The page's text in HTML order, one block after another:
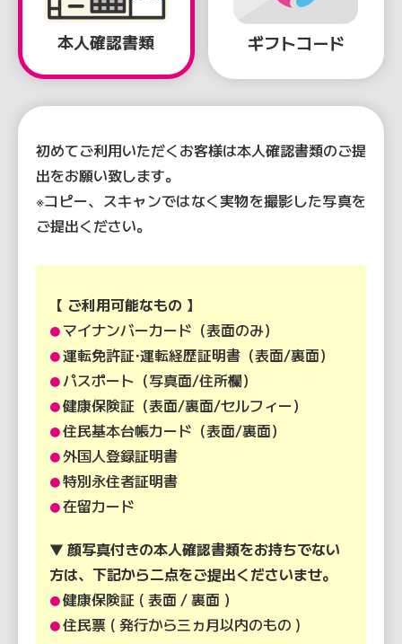
本人確認書類 ギフトコード
初めてご利用いただくお客様は本人確認書類のご提
出をお願い致します。
※コピー、スキャンではなく実物を撮影した写真を
ご提出ください。
【 ご利用可能なもの 】
● マイナンバーカード （表面のみ）
●運転免許証・運転経歴証明書 （表面/裏面）
● パスポート （写真面/住所欄）
●健康保険証 （表面/裏面/セルフィー）
●住民基本台帳カード （表面/裏面）
●外国人登録証明書
●特別永住者証明書
●在留カード
▼ 顔写真付きの本人確認書類をお持ちでない
方は、下記から二点をご提出くださいませ。
●健康保険証 ( 表面 / 裏面 ）
●住民票 ( 発行から三ヵ月以内のもの )